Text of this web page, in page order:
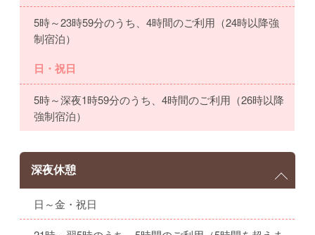
5時～23時59分のうち、4時間のご利用（24時以降強
制宿泊）
日・祝日
5時～深夜1時59分のうち、4時間のご利用（26時以降
強制宿泊）
深夜休憩
日～金・祝日